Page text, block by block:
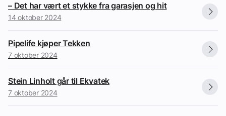
– Det har vært et stykke fra garasjen og hit
14 oktober 2024
Pipelife kjøper Tekken
7 oktober 2024
Stein Linholt går til Ekvatek
7 oktober 2024